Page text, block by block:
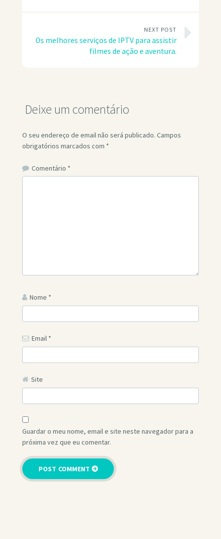
NEXT POST
Os melhores serviços de IPTV para assistir
filmes de ação e aventura.
Deixe um comentário
O seu endereço de email não será publicado. Campos
obrigatórios marcados com *
Comentário *
Nome *
Email *
Site
Guardar o meu nome, email e site neste navegador para a
próxima vez que eu comentar.